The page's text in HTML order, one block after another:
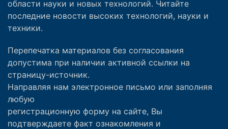
области науки и новых технологий. Читайте
последние новости высоких технологий, науки и
техники.
Перепечатка материалов без согласования
допустима при наличии активной ссылки на
страницу-источник.
Направляя нам электронное письмо или заполняя
любую
регистрационную форму на сайте, Вы
подтверждаете факт ознакомления и